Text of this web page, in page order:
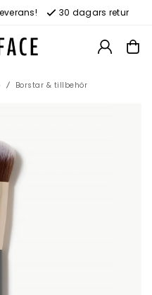
30 dagars retur
Borstar & tillbehör